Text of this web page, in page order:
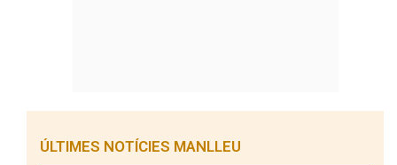
ÚLTIMES NOTÍCIES MANLLEU